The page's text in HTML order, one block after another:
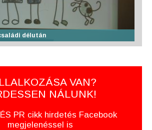
délután
VAN?
NÁLUNK!
PR cikk hirdetés Facebook
megjelenéssel is